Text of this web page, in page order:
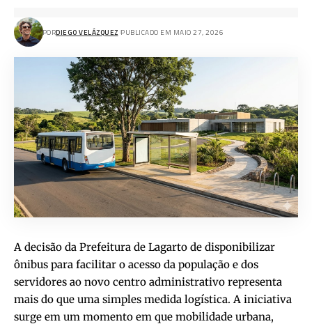
PORDIEGO VELÁZQUEZ PUBLICADO EM MAIO 27, 2026
A decisão da Prefeitura de Lagarto de disponibilizar
ônibus para facilitar o acesso da população e dos
servidores ao novo centro administrativo representa
mais do que uma simples medida logística. A iniciativa
surge em um momento em que mobilidade urbana,